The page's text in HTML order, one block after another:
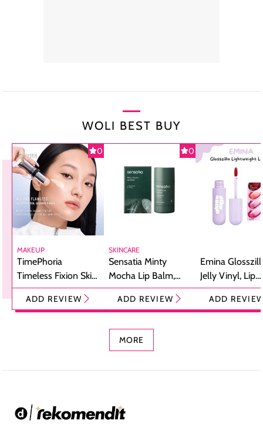
WOLI BEST BUY
0
MAKEUP
TimePhoria
Timeless Fixion Skin
Tint Stick,
Foundation dan
ADD REVIEW
0
SKINCARE
Sensatia Minty
Mocha Lip Balm,
Pelembap Bibir
dengan Aroma
ADD REVIEW
Emina
Jelly Vinyl, Lip
Cream Glossy
Ringan
ADD
MORE